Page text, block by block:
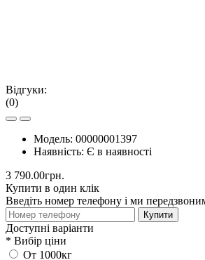
Відгуки:
(0)
Модель: 00000001397
Наявність: Є в наявності
3 790.00грн.
Купити в один клік
Введіть номер телефону і ми
Купити
Доступні варіанти
* Вибір ціни
От 1000кг